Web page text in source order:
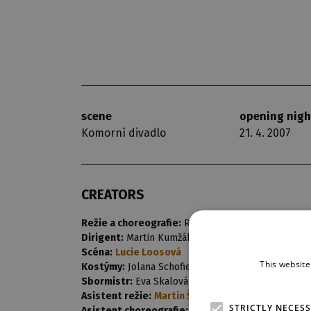
scene
Komorní divadlo
opening
21. 4. 2007
CREATORS
Režie a choreografie: Radek Balaš
Dirigent: Martin Kumžák,
Scéna: Lucie Loosová
Kostýmy: Jolana Schofield - Izbická
Sbormistr: Eva Skalová
Asistent režie: Martin Šefl
This
STRICTLY